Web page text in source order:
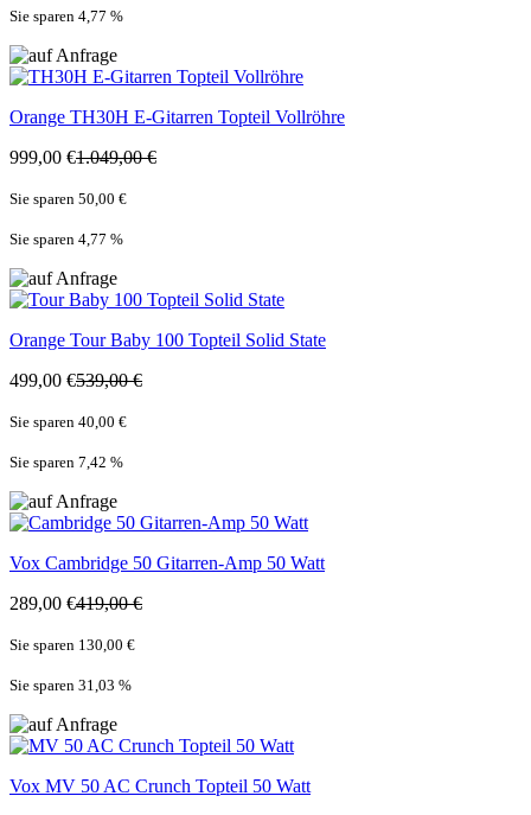
Sie sparen 4,77 %
Orange TH30H E-Gitarren Topteil Vollröhre
999,00 €1.049,00 €
Sie sparen 50,00 €
Sie sparen 4,77 %
Orange Tour Baby 100 Topteil Solid State
499,00 €539,00 €
Sie sparen 40,00 €
Sie sparen 7,42 %
Vox Cambridge 50 Gitarren-Amp 50 Watt
289,00 €419,00 €
Sie sparen 130,00 €
Sie sparen 31,03 %
Vox MV 50 AC Crunch Topteil 50 Watt